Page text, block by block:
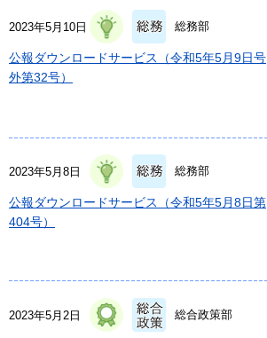
2023年5月10日 総務部
公報ダウンロードサービス（令和5年5月9日号
外第32号）
2023年5月8日 総務部
公報ダウンロードサービス（令和5年5月8日第
404号）
2023年5月2日 総合政策部